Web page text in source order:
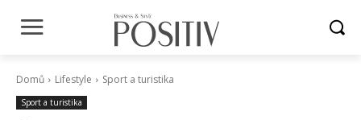
Domů Lifestyle Sport a turistika
Sport a turistika